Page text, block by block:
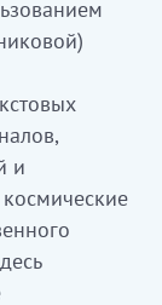
ғарыш
сатып
жүйелері
и